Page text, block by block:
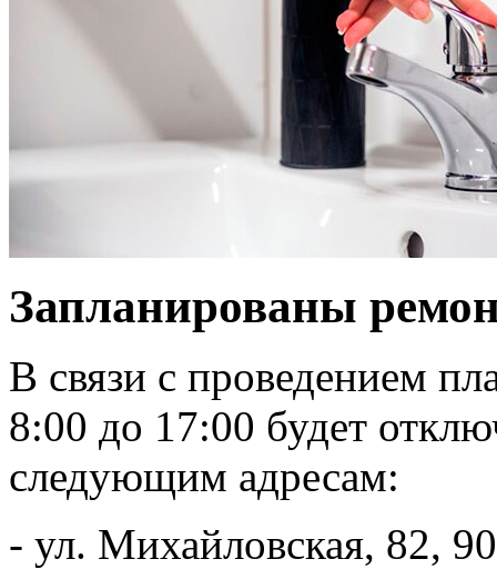
Запланированы
В связи с проведением
8:00 до 17:00 будет
следующим адресам:
- ул. Михайловская, 82,